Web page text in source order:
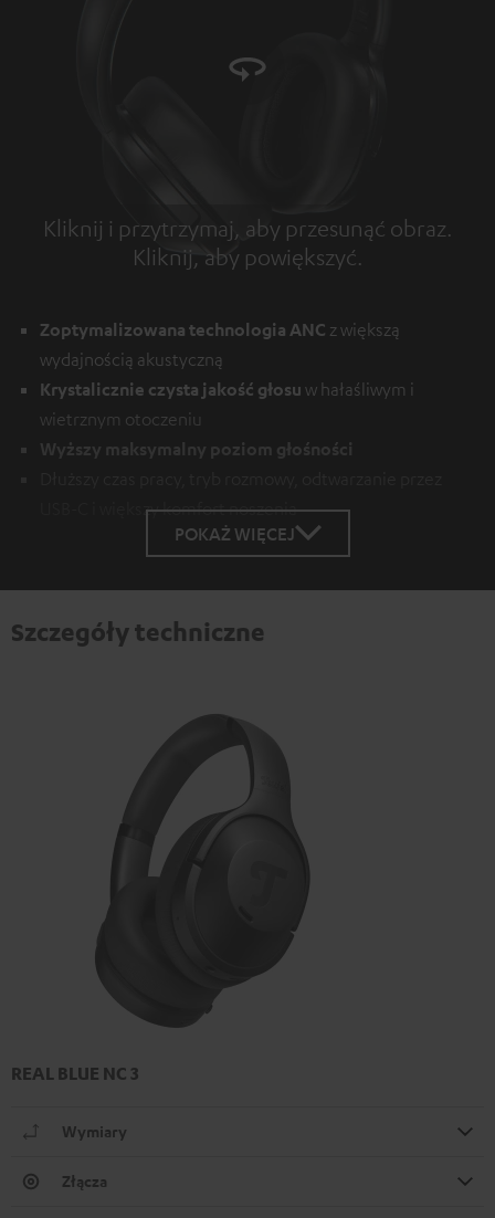
Kliknij i przytrzymaj, aby przesunąć obraz.
Kliknij, aby powiększyć.
Tap to zoom
Zoptymalizowana technologia ANC z większą
wydajnością akustyczną
Krystalicznie czysta jakość głosu w hałaśliwym i
wietrznym otoczeniu
Wyższy maksymalny poziom głośności
USB-C i większy komfort noszenia
POKAŻ WIĘCEJ
Szczegóły techniczne
REAL BLUE NC 3
Wymiary
Złącza